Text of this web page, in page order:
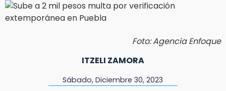
Foto: Agencia Enfoque
ITZELI ZAMORA
Sábado, Diciembre 30, 2023